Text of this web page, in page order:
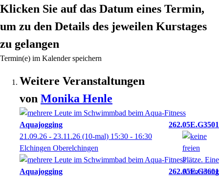
Klicken Sie auf das Datum eines Termin,
um zu den Details des jeweilen Kurstages
zu gelangen
Termin(e) im Kalender speichern
Weitere Veranstaltungen
von Monika Henle
Aquajogging
262.05E.G3501
21.09.26 - 23.11.26 (10-mal) 15:30 - 16:30
Elchingen Oberelchingen
Aquajogging
262.05E.G3601